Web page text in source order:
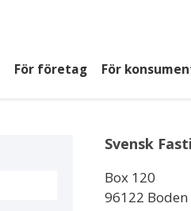
För företag För
Svensk
Box 120
96122 Boden